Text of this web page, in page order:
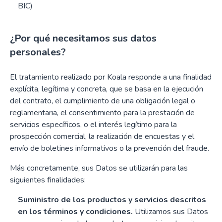
BIC)
¿Por qué necesitamos sus datos
personales?
El tratamiento realizado por Koala responde a una finalidad
explícita, legítima y concreta, que se basa en la ejecución
del contrato, el cumplimiento de una obligación legal o
reglamentaria, el consentimiento para la prestación de
servicios específicos, o el interés legítimo para la
prospección comercial, la realización de encuestas y el
envío de boletines informativos o la prevención del fraude.
Más concretamente, sus Datos se utilizarán para las
siguientes finalidades:
Suministro de los productos y servicios descritos
en los términos y condiciones. Utilizamos sus Datos